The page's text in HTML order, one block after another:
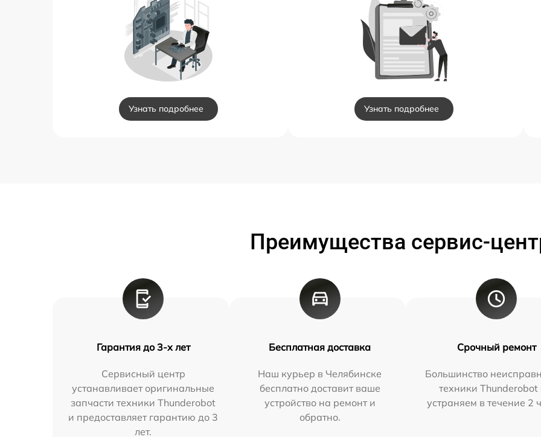
Узнать подробнее Узнать подробнее
Преимущества сервис-
Гарантия до 3-х лет
Сервисный центр
устанавливает оригинальные
запчасти техники Thunderobot
и предоставляет гарантию до 3
лет.
Бесплатная доставка
Наш курьер в Челябинске
бесплатно доставит ваше
устройство на ремонт и
обратно.
Срочный ремонт
Большинство
техники
устраняем в течение 2